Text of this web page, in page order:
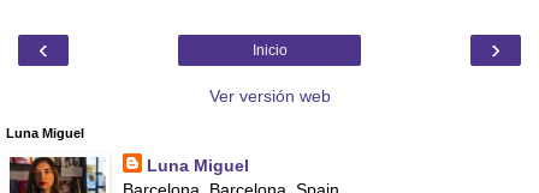
‹ ›
Inicio
Ver versión web
Luna Miguel
Luna Miguel
Barcelona, Barcelona, Spain